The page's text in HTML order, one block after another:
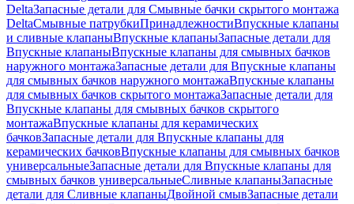
DeltaЗапасные детали для Смывные бачки скрытого монтажа
DeltaСмывные патрубкиПринадлежностиВпускные клапаны
и сливные клапаныВпускные клапаныЗапасные детали для
Впускные клапаныВпускные клапаны для смывных бачков
наружного монтажаЗапасные детали для Впускные клапаны
для смывных бачков наружного монтажаВпускные клапаны
для смывных бачков скрытого монтажаЗапасные детали для
Впускные клапаны для смывных бачков скрытого
монтажаВпускные клапаны для керамических
бачковЗапасные детали для Впускные клапаны для
керамических бачковВпускные клапаны для смывных бачков
универсальныеЗапасные детали для Впускные клапаны для
смывных бачков универсальныеСливные клапаныЗапасные
детали для Сливные клапаныДвойной смывЗапасные детали